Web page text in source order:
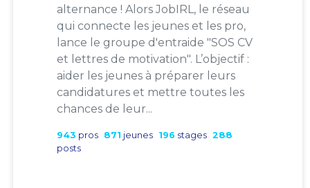
alternance ! Alors JobIRL, le réseau
qui connecte les jeunes et les pro,
lance le groupe d'entraide "SOS CV
et lettres de motivation". L’objectif :
aider les jeunes à préparer leurs
candidatures et mettre toutes les
chances de leur...
943 pros 871 jeunes 196 stages 288
posts